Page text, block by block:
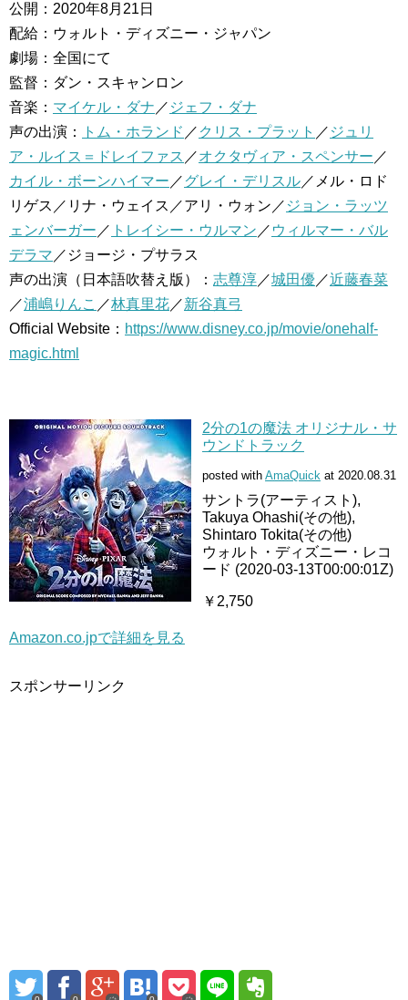
公開：2020年8月21日
配給：ウォルト・ディズニー・ジャパン
劇場：全国にて
監督：ダン・スキャンロン
音楽： マイケル・ダナ ／ ジェフ・ダナ
声の出演：
トム・ホランド ／ クリス・プラット ／ ジュリ
ア・ルイス＝ドレイファス ／オクタヴィア・スペンサー ／
カイル・ボーンハイマー ／グレイ・デリスル／メル・ロド
リゲス／リナ・ウェイス／アリ・ウォン／ ジョン・ラッツ
ェンバーガー ／ トレイシー・ウルマン ／ ウィルマー・バル
デラマ ／ジョージ・プサラス
声の出演（日本語吹替え版）： 志尊淳／城田優／近藤春菜
／浦嶋りんこ ／林真里花／新谷真弓
Official Website： https://www.disney.co.jp/movie/onehalf-
magic.html
2分の1の魔法 オリジナル・サ
ウンドトラック
posted with AmaQuick at 2020.08.31
サントラ(アーティスト),
Takuya Ohashi(その他),
Shintaro Tokita(その他)
ウォルト・ディズニー・レコ
ード (2020-03-13T00:00:01Z)
￥2,750
Amazon.co.jpで詳細を見る
スポンサーリンク